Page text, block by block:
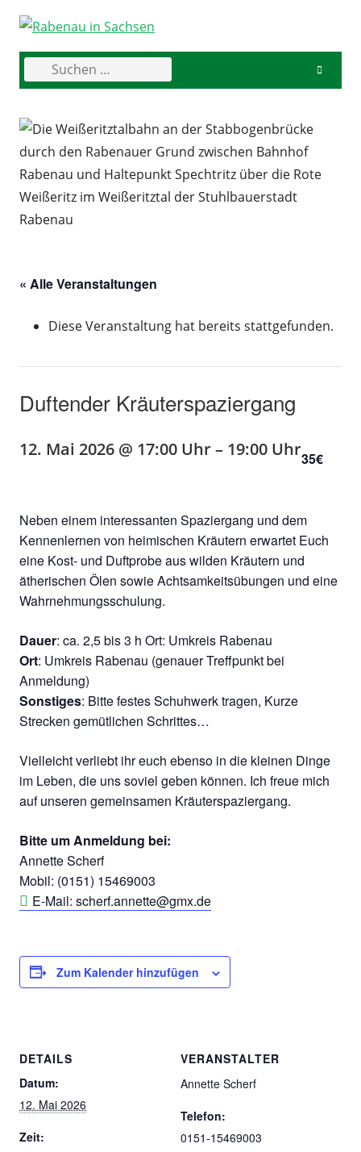
Skip
contentPrimary
Suchen
nach:
« Alle Veranstaltungen
Diese Veranstaltung hat bereits stattgefunden.
Duftender Kräuterspaziergang
12. Mai 2026 @ 17:00 Uhr– 19:00 Uhr35€
Neben einem interessanten Spaziergang und dem
Kennenlernen von heimischen Kräutern erwartet Euch
eine Kost- und Duftprobe aus wilden Kräutern und
ätherischen Ölen sowie Achtsamkeitsübungen und eine
Wahrnehmungsschulung.
Dauer: ca. 2,5 bis 3 h Ort: Umkreis Rabenau
Ort: Umkreis Rabenau (genauer Treffpunkt bei
Anmeldung)
Sonstiges: Bitte festes Schuhwerk tragen, Kurze
Strecken gemütlichen Schrittes…
Vielleicht verliebt ihr euch ebenso in die kleinen Dinge
im Leben, die uns soviel geben können. Ich freue mich
auf unseren gemeinsamen Kräuterspaziergang.
Bitte um Anmeldung bei:
Annette Scherf
Mobil: (0151) 15469003
E-Mail: scherf.annette@gmx.de
Zum Kalender hinzufügen
DETAILS
Datum:
12. Mai 2026
Zeit:
VERANSTALTER
Annette Scherf
Telefon:
0151-15469003